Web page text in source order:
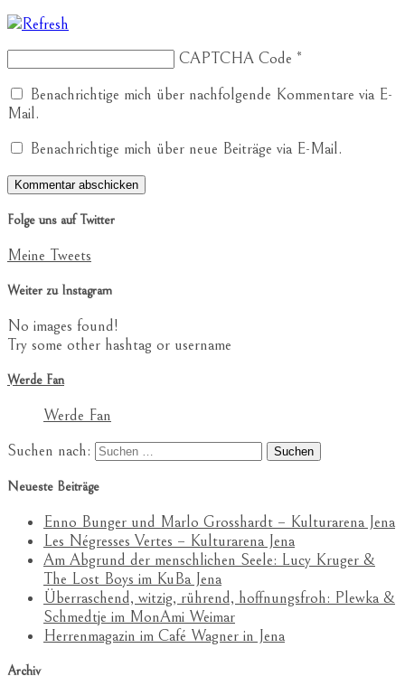
CAPTCHA Code *
Benachrichtige mich über nachfolgende Kommentare via E-
Mail.
Benachrichtige mich über neue Beiträge via E-Mail.
Folge uns auf Twitter
Meine Tweets
Weiter zu Instagram
No images found!
Try some other hashtag or username
Werde Fan
Werde Fan
Suchen nach:
Neueste Beiträge
Enno Bunger und Marlo Grosshardt – Kulturarena Jena
Les Négresses Vertes – Kulturarena Jena
Am Abgrund der menschlichen Seele: Lucy Kruger &
The Lost Boys im KuBa Jena
Überraschend, witzig, rührend, hoffnungsfroh: Plewka &
Schmedtje im MonAmi Weimar
Herrenmagazin im Café Wagner in Jena
Archiv